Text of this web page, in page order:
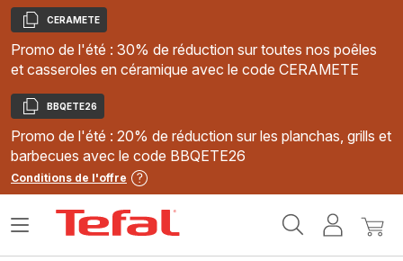
Copier
CERAMETE
Promo de l'été : 30% de réduction sur toutes nos poêles
et casseroles en céramique avec le code CERAMETE
Copier
BBQETE26
Promo de l'été : 20% de réduction sur les planchas, grills et
barbecues avec le code BBQETE26
Conditions de l'offre
MonMon
Ouvrir